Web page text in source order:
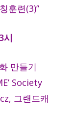
훈련(3)”
시
만들기
Society
그랜드캐